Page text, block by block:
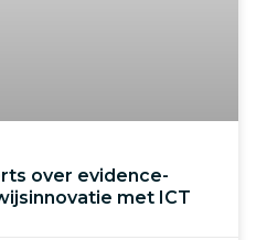
over evidence-
met ICT